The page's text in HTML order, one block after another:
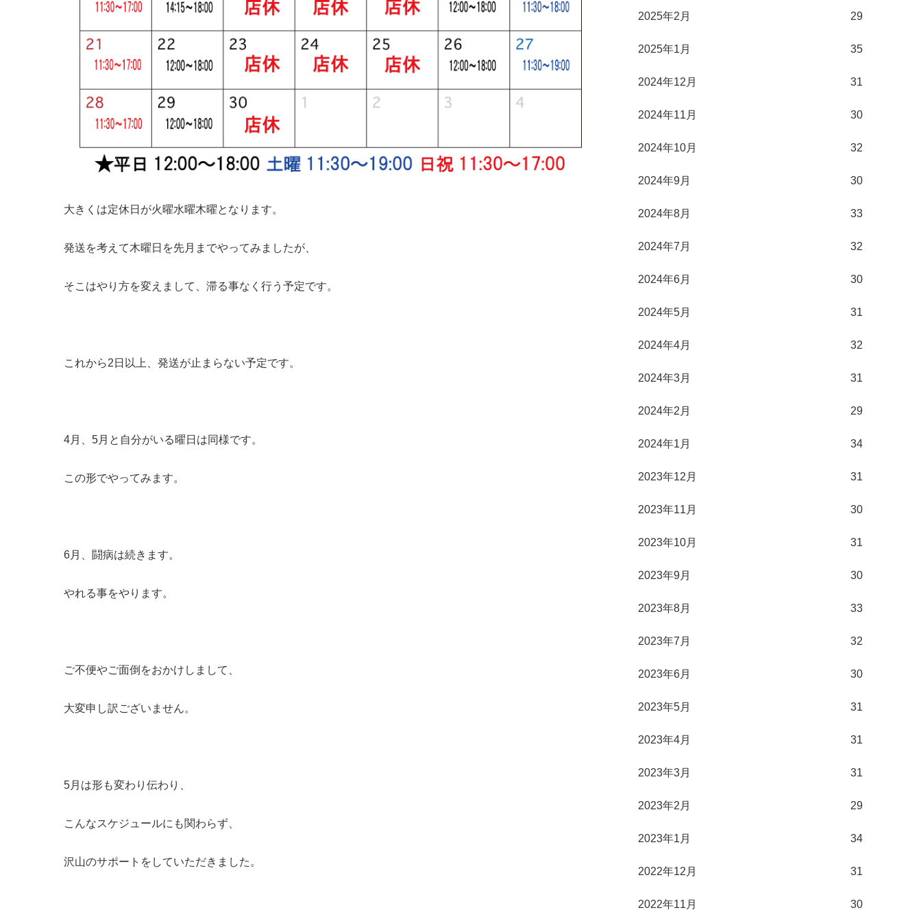
大きくは定休日が火曜水曜木曜となります。
発送を考えて木曜日を先月までやってみましたが、
そこはやり方を変えまして、滞る事なく行う予定です。
これから2日以上、発送が止まらない予定です。
4月、5月と自分がいる曜日は同様です。
この形でやってみます。
6月、闘病は続きます。
やれる事をやります。
ご不便やご面倒をおかけしまして、
大変申し訳ございません。
5月は形も変わり伝わり、
こんなスケジュールにも関わらず、
沢山のサポートをしていただきました。
2025年2月 29
2025年1月 35
2024年12月 31
2024年11月 30
2024年10月 32
2024年9月 30
2024年8月 33
2024年7月 32
2024年6月 30
2024年5月 31
2024年4月 32
2024年3月 31
2024年2月 29
2024年1月 34
2023年12月 31
2023年11月 30
2023年10月 31
2023年9月 30
2023年8月 33
2023年7月 32
2023年6月 30
2023年5月 31
2023年4月 31
2023年3月 31
2023年2月 29
2023年1月 34
2022年12月 31
2022年11月 30